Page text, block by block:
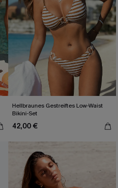
Hellbraunes Gestreiftes Low-Waist
Bikini-Set
42,00 €